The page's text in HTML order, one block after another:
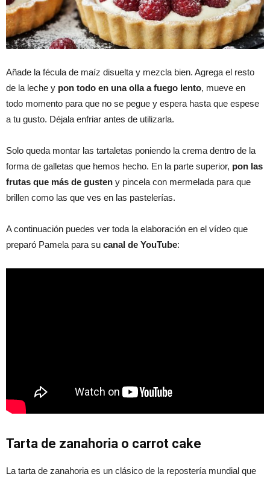
Añade la fécula de maíz disuelta y mezcla bien. Agrega el resto
de la leche y pon todo en una olla a fuego lento, mueve en
todo momento para que no se pegue y espera hasta que espese
a tu gusto. Déjala enfriar antes de utilizarla.
Solo queda montar las tartaletas poniendo la crema dentro de la
forma de galletas que hemos hecho. En la parte superior, pon las
frutas que más de gusten y pincela con mermelada para que
brillen como las que ves en las pastelerías.
A continuación puedes ver toda la elaboración en el vídeo que
preparó Pamela para su canal de YouTube:
Tarta de zanahoria o carrot cake
La tarta de zanahoria es un clásico de la repostería mundial que